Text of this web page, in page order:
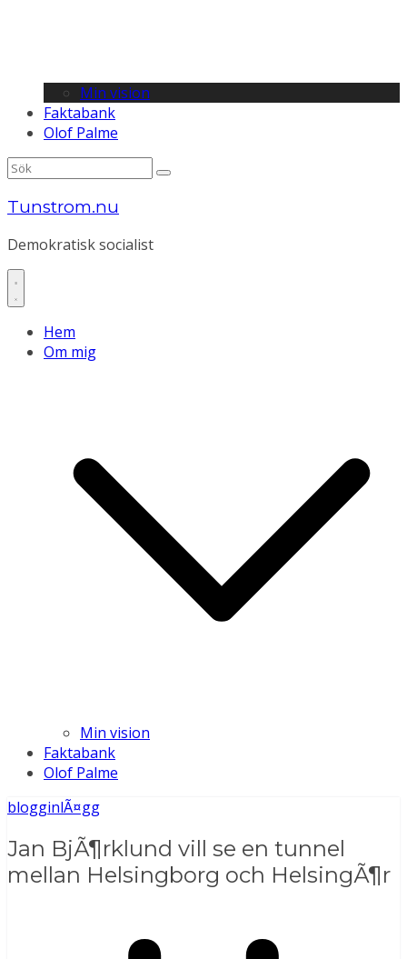
Min vision
Faktabank
Olof Palme
Tunstrom.nu
Demokratisk socialist
Hem
Om mig
Min vision
Faktabank
Olof Palme
blogginlÃ¤gg
Jan BjÃ¶rklund vill se en tunnel
mellan Helsingborg och HelsingÃ¶r